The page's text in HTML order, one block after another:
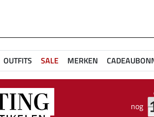
OUTFITS SALE MERKEN
nog